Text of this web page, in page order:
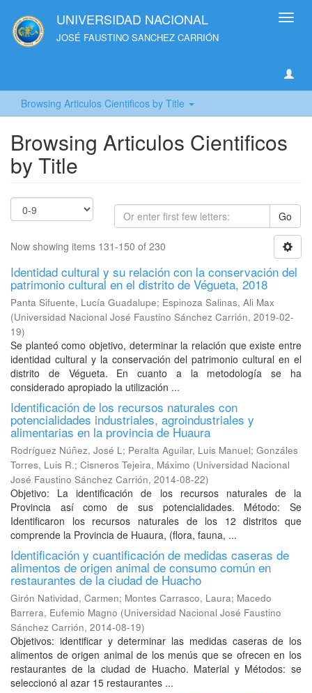
UNIVERSIDAD NACIONAL
JOSÉ FAUSTINO SANCHEZ CARRIÓN
Browsing Articulos Cientificos by Title
Browsing Articulos Cientificos
by Title
Go
Now showing items 131-150 of 230
Identidad cultural y su relación con la conservación del
patrimonio cultural en el distrito de Végueta, 2018
Panta Sifuente, Lucía Guadalupe; Espinoza Salinas, Ali Max
(Universidad Nacional José Faustino Sánchez Carrión, 2019-02-
19)
Se planteó como objetivo, determinar la relación que existe entre
identidad cultural y la conservación del patrimonio cultural en el
distrito de Végueta. En cuanto a la metodología se ha
considerado apropiado la utilización ...
Identificación de los recursos naturales con
potencialidades industriales, agroindustriales y
alimentarias en la provincia de Huaura
Rodríguez Núñez, José L; Peralta Aguilar, Luis Manuel; Gonzáles
Torres, Luis R.; Cisneros Tejeira, Máximo (Universidad Nacional
José Faustino Sánchez Carrión, 2014-08-22)
Objetivo: La identificación de los recursos naturales de la
Provincia así como de sus potencialidades. Método: Se
Identificaron los recursos naturales de los 12 distritos que
comprende la Provincia de Huaura, (flora, fauna, ...
Identificación y cuantificación de medidas caseras de
alimentos de origen animal de consumo común en
restaurantes de la ciudad de Huacho
Girón Natividad, Carmen; Montes Carrasco, Laura; Macedo
Barrera, Eufemio Magno (Universidad Nacional José Faustino
Sánchez Carrión, 2014-08-19)
Objetivos: identificar y determinar las medidas caseras de los
alimentos de origen animal de los menús que se ofrecen en los
restaurantes de la ciudad de Huacho. Material y Métodos: se
seleccionó al azar 15 restaurantes ...